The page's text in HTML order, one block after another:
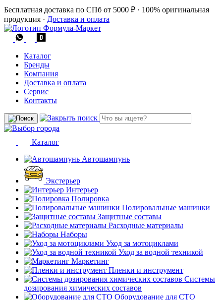
Бесплатная доставка по СПб от 5000 ₽ · 100% оригинальная
продукция · Доставка и оплата
Каталог
Бренды
Компания
Доставка и оплата
Сервис
Контакты
Каталог
Автошампунь
Экстерьер
Интерьер
Полировка
Полировальные машинки
Защитные составы
Расходные материалы
Наборы
Уход за мотоциклами
Уход за водной техникой
Маркетинг
Пленки и инструмент
Системы
дозирования химических составов
Оборудование для СТО